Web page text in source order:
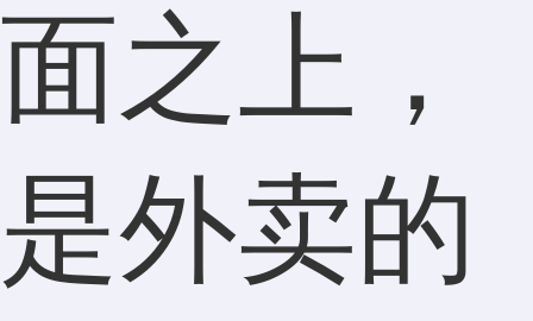
面之上，
是外卖的